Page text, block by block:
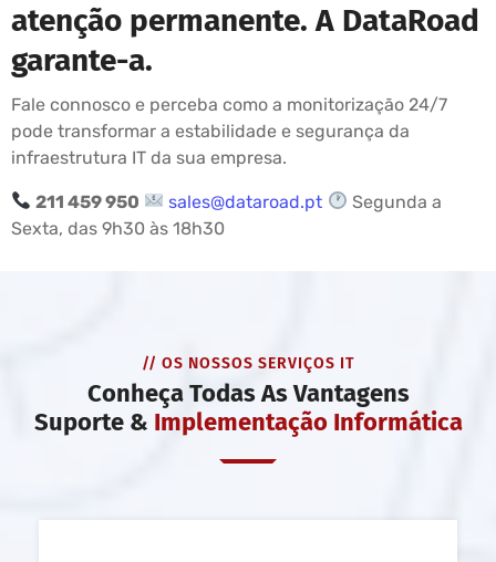
atenção permanente. A DataRoad
garante-a.
Fale connosco e perceba como a monitorização 24/7
pode transformar a estabilidade e segurança da
infraestrutura IT da sua empresa.
211 459 950 sales@dataroad.pt
Segunda a
Sexta, das 9h30 às 18h30
// OS NOSSOS SERVIÇOS IT
Conheça Todas As Vantagens
Suporte & Implementação Informática